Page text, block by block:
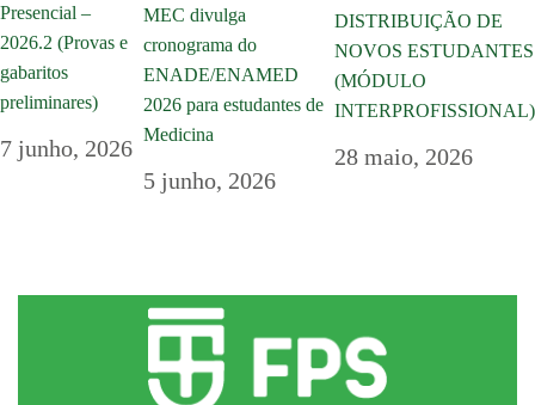
Presencial –
2026.2 (Provas e
gabaritos
preliminares)
7 junho, 2026
MEC divulga
cronograma do
ENADE/ENAMED
2026 para estudantes de
Medicina
5 junho, 2026
DISTRIBUIÇÃO DE
NOVOS ESTUDANTES
(MÓDULO
INTERPROFISSIONAL)
28 maio, 2026